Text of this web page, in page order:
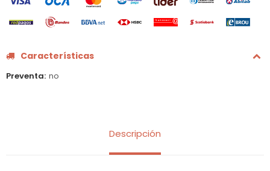
Características
Preventa no
Descripción